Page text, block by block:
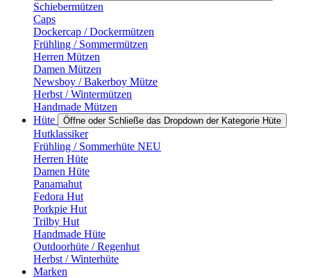
Schiebermützen
Caps
Dockercap / Dockermützen
Frühling / Sommermützen
Herren Mützen
Damen Mützen
Newsboy / Bakerboy Mütze
Herbst / Wintermützen
Handmade Mützen
Hüte
Öffne oder Schließe das Dropdown der Kategorie Hüte
Hutklassiker
Frühling / Sommerhüte NEU
Herren Hüte
Damen Hüte
Panamahut
Fedora Hut
Porkpie Hut
Trilby Hut
Handmade Hüte
Outdoorhüte / Regenhut
Herbst / Winterhüte
Marken